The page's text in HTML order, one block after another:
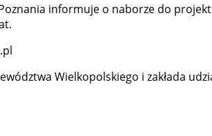
informuje o naborze do
Wielkopolskiego i zakłada